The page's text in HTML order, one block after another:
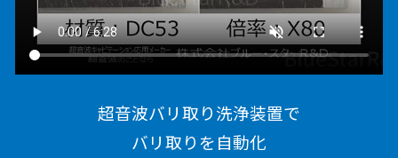
超音波バリ取り洗浄装置で
バリ取りを自動化